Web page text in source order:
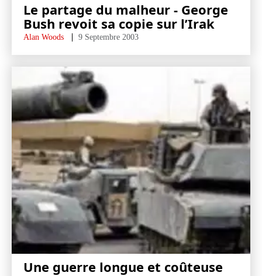
Le partage du malheur - George
Bush revoit sa copie sur l’Irak
Alan Woods 9 Septembre 2003
Une guerre longue et coûteuse